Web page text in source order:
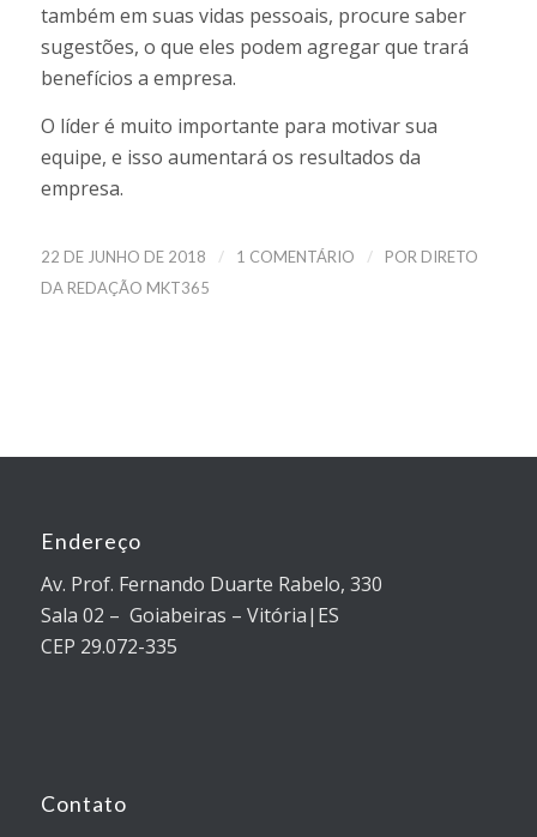
também em suas vidas pessoais, procure saber
sugestões, o que eles podem agregar que trará
benefícios a empresa.
O líder é muito importante para motivar sua
equipe, e isso aumentará os resultados da
empresa.
22 DE JUNHO DE 2018 / 1 COMENTÁRIO / POR DIRETO
DA REDAÇÃO MKT365
Endereço
Av. Prof. Fernando Duarte Rabelo, 330
Sala 02 – Goiabeiras – Vitória|ES
CEP 29.072-335
Contato